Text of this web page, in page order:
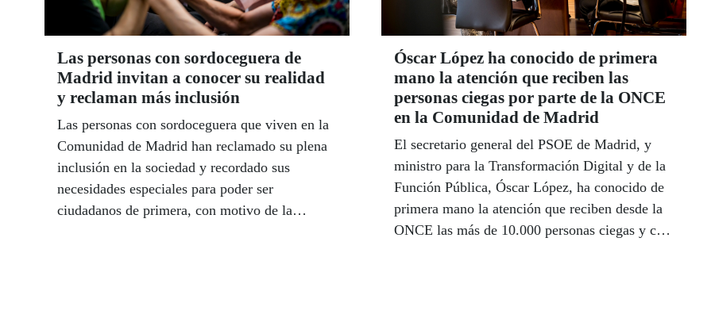
Las personas con sordoceguera de
Madrid invitan a conocer su realidad
y reclaman más inclusión
Las personas con sordoceguera que viven en la
Comunidad de Madrid han reclamado su plena
inclusión en la sociedad y recordado sus
necesidades especiales para poder ser
ciudadanos de primera, con motivo de la
Óscar López ha conocido de primera
mano la atención que reciben las
personas ciegas por parte de la ONCE
en la Comunidad de Madrid
El secretario general del PSOE de Madrid, y
ministro para la Transformación Digital y de la
Función Pública, Óscar López, ha conocido de
primera mano la atención que reciben desde la
ONCE las más de 10.000 personas ciegas y con